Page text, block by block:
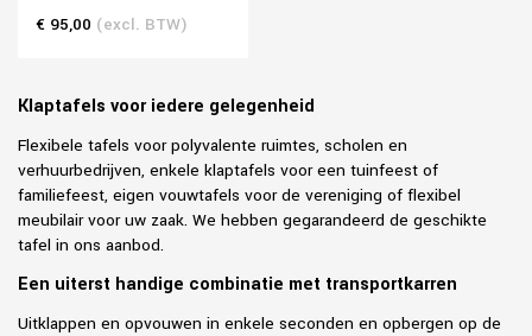
€ 95,00 (excl. BTW)
Klaptafels voor iedere gelegenheid
Flexibele tafels voor polyvalente ruimtes, scholen en
verhuurbedrijven, enkele klaptafels voor een tuinfeest of
familiefeest, eigen vouwtafels voor de vereniging of flexibel
meubilair voor uw zaak. We hebben gegarandeerd de geschikte
tafel in ons aanbod.
Een uiterst handige combinatie met transportkarren
Uitklappen en opvouwen in enkele seconden en opbergen op de